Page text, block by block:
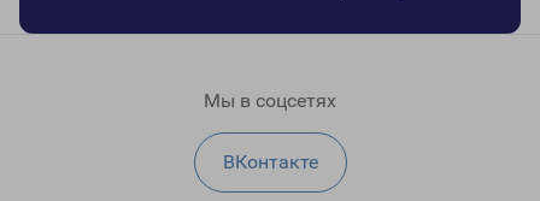
Мы в соцсетях
ВКонтакте